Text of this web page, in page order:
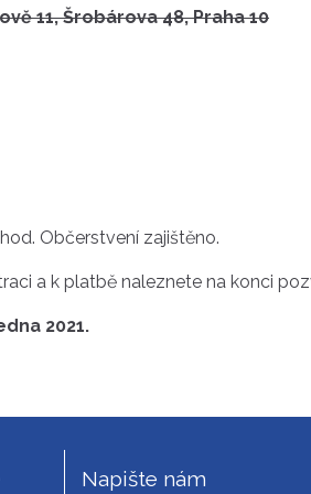
11, Šrobárova 48, Praha 10
Občerstvení zajištěno.
a k platbě naleznete na konci
2021.
Napište nám